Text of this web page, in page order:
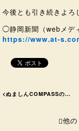
今後とも引き続きよろ
◯静岡新聞（webメデ
https://www.at-
<ぬましんCOMPASSの…
他